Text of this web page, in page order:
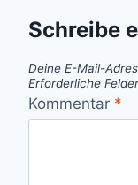
Schreibe
Deine E-Mail-
Erforderliche
Kommentar *